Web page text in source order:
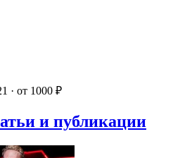
· от 1000 ₽
и публикации